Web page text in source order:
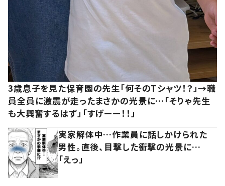
3歳息子を見た保育園の先生「何そのTシャツ！？」→職
員全員に激震が走ったまさかの光景に…「そりゃ先生
も大興奮するはず」「すげーー！！」
実家解体中…作業員に話しかけられた
男性。直後、目撃した衝撃の光景に…
「えっ」